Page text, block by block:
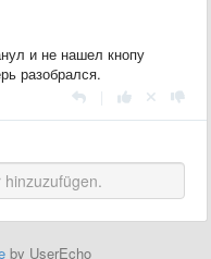
и не нашел кнопу
разобрался.
by UserEcho